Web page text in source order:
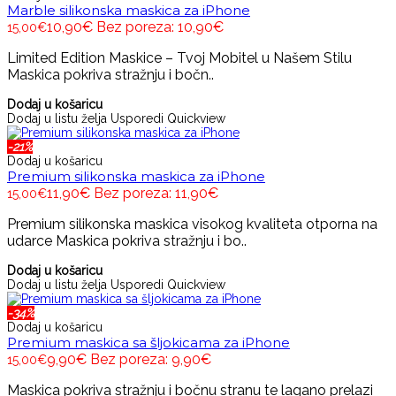
Marble silikonska maskica za iPhone
15,00€10,90€ Bez poreza: 10,90€
Limited Edition Maskice – Tvoj Mobitel u Našem Stilu
Maskica pokriva stražnju i bočn..
Dodaj u košaricu
Dodaj u listu želja Usporedi Quickview
-21%
Dodaj u košaricu
Premium silikonska maskica za iPhone
15,00€11,90€ Bez poreza: 11,90€
Premium silikonska maskica visokog kvaliteta otporna na
udarce Maskica pokriva stražnju i bo..
Dodaj u košaricu
Dodaj u listu želja Usporedi Quickview
-34%
Dodaj u košaricu
Premium maskica sa šljokicama za iPhone
15,00€9,90€ Bez poreza: 9,90€
Maskica pokriva stražnju i bočnu stranu te lagano prelazi